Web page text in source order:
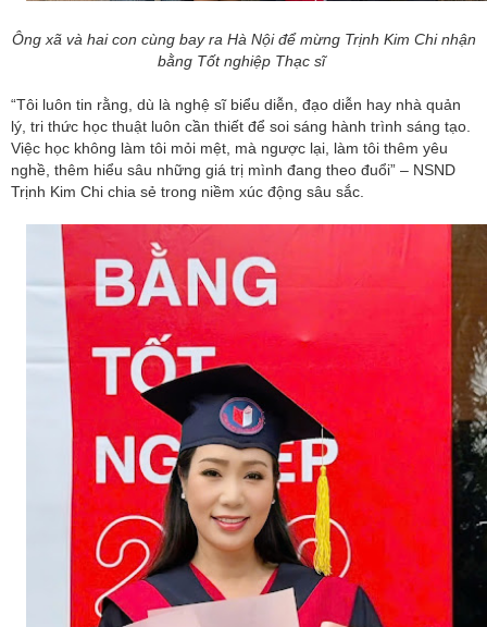
Ông xã và hai con cùng bay ra Hà Nội để mừng Trịnh Kim Chi nhận
bằng Tốt nghiệp Thạc sĩ
“Tôi luôn tin rằng, dù là nghệ sĩ biểu diễn, đạo diễn hay nhà quản
lý, tri thức học thuật luôn cần thiết để soi sáng hành trình sáng tạo.
Việc học không làm tôi mỏi mệt, mà ngược lại, làm tôi thêm yêu
nghề, thêm hiểu sâu những giá trị mình đang theo đuổi” – NSND
Trịnh Kim Chi chia sẻ trong niềm xúc động sâu sắc.